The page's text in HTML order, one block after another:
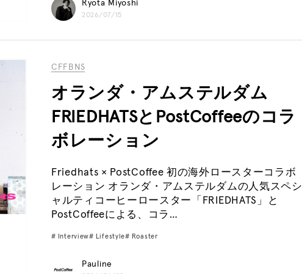
Ryota Miyoshi
2026/07/15
CFFBNS
オランダ・アムステルダム
FRIEDHATSとPostCoffeeのコラ
ボレーション
Friedhats × PostCoffee 初の海外ロースターコラボ
レーション オランダ・アムステルダムの人気スペシ
ャルティコーヒーロースター「FRIEDHATS」と
PostCoffeeによる、コラ…
Interview Lifestyle Roaster
Pauline